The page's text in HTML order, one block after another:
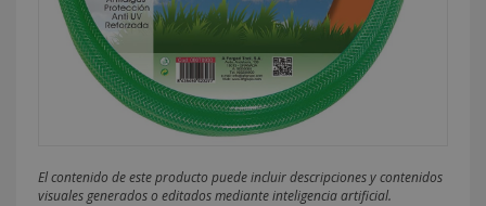
El contenido de este producto puede incluir descripciones y contenidos
visuales generados o editados mediante inteligencia artificial.